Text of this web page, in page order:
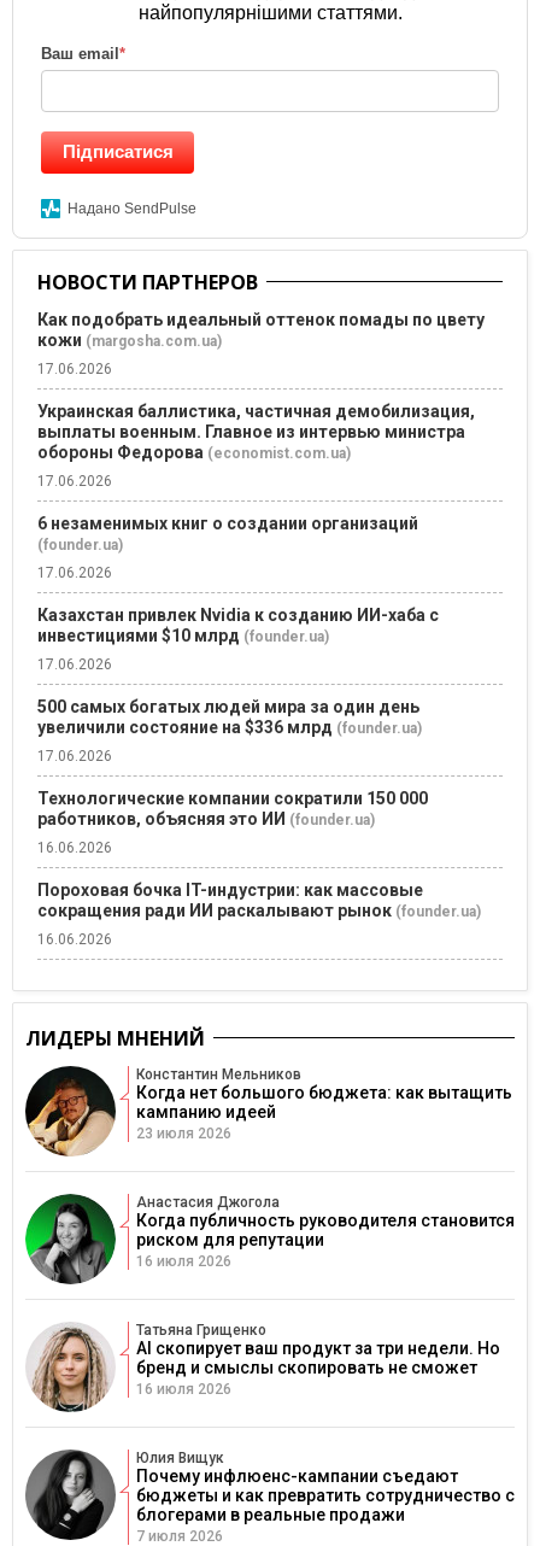
найпопулярнішими статтями.
Ваш email *
Підписатися
Надано SendPulse
НОВОСТИ ПАРТНЕРОВ
Как подобрать идеальный оттенок помады по цвету
кожи (margosha.com.ua)
17.06.2026
Украинская баллистика, частичная демобилизация,
выплаты военным. Главное из интервью министра
обороны Федорова (economist.com.ua)
17.06.2026
6 незаменимых книг о создании организаций
(founder.ua)
17.06.2026
Казахстан привлек Nvidia к созданию ИИ-хаба с
инвестициями $10 млрд (founder.ua)
17.06.2026
500 самых богатых людей мира за один день
увеличили состояние на $336 млрд (founder.ua)
17.06.2026
Технологические компании сократили 150 000
работников, объясняя это ИИ (founder.ua)
16.06.2026
Пороховая бочка IT-индустрии: как массовые
сокращения ради ИИ раскалывают рынок (founder.ua)
16.06.2026
ЛИДЕРЫ МНЕНИЙ
Константин Мельников
Когда нет большого бюджета: как вытащить
кампанию идеей
23 июля 2026
Анастасия Джогола
Когда публичность руководителя становится
риском для репутации
16 июля 2026
Татьяна Грищенко
AI скопирует ваш продукт за три недели. Но
бренд и смыслы скопировать не сможет
16 июля 2026
Юлия Вищук
Почему инфлюенс-кампании съедают
бюджеты и как превратить сотрудничество с
блогерами в реальные продажи
7 июля 2026